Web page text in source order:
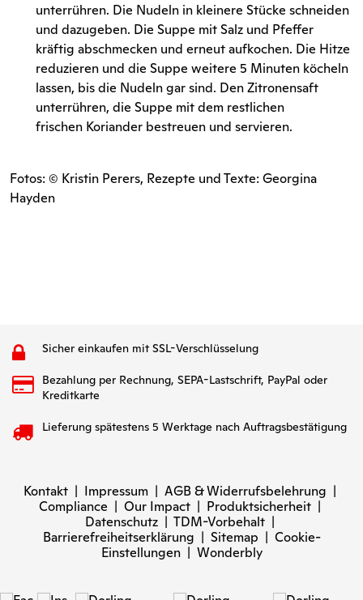
unterrühren. Die Nudeln in kleinere Stücke schneiden
und dazugeben. Die Suppe mit Salz und Pfeffer
kräftig abschmecken und erneut aufkochen. Die Hitze
reduzieren und die Suppe weitere 5 Minuten köcheln
lassen, bis die Nudeln gar sind. Den Zitronensaft
unterrühren, die Suppe mit dem restlichen
frischen Koriander bestreuen und servieren.
Fotos: © Kristin Perers, Rezepte und Texte: Georgina
Hayden
Sicher einkaufen mit SSL-Verschlüsselung
Bezahlung per Rechnung, SEPA-Lastschrift, PayPal oder
Kreditkarte
Lieferung spätestens 5 Werktage nach Auftragsbestätigung
Kontakt | Impressum | AGB & Widerrufsbelehrung |
Compliance | Our Impact | Produktsicherheit |
Datenschutz | TDM-Vorbehalt |
Barrierefreiheitserklärung | Sitemap | Cookie-
Einstellungen| Wonderbly